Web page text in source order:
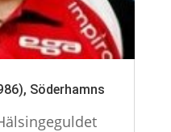
Söderhamns